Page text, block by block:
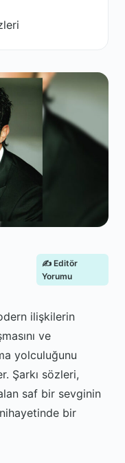
✍️ Editör
Yorumu
ilişkilerin
ve
yolculuğunu
Şarkı sözleri,
saf bir sevginin
nihayetinde bir